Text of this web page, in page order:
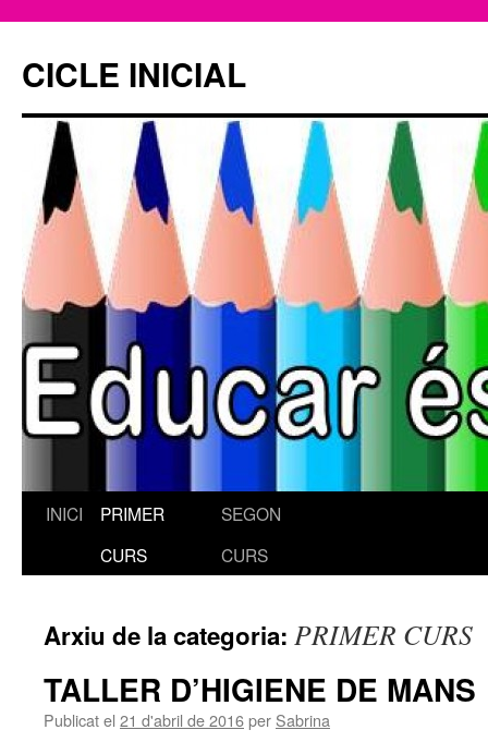
CICLE INICIAL
Vés
INICI
PRIMER
CURS
SEGON
CURS
Arxiu de la categoria: PRIMER CURS
TALLER D’HIGIENE DE MANS
Publicat el 21 d'abril de 2016per Sabrina